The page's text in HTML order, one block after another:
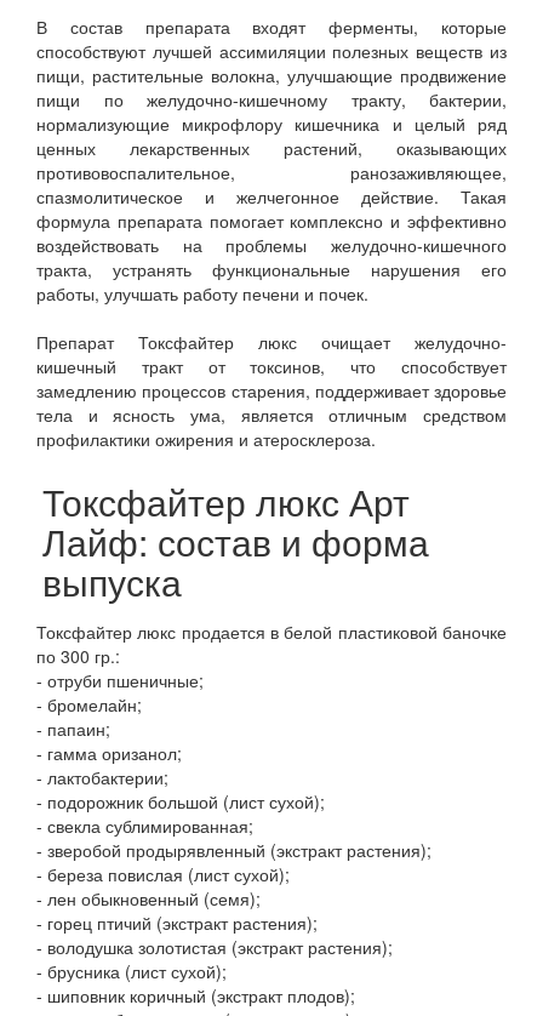
В состав препарата входят ферменты, которые
способствуют лучшей ассимиляции полезных веществ из
пищи, растительные волокна, улучшающие продвижение
пищи по желудочно-кишечному тракту, бактерии,
нормализующие микрофлору кишечника и целый ряд
ценных лекарственных растений, оказывающих
противовоспалительное, ранозаживляющее,
спазмолитическое и желчегонное действие. Такая
формула препарата помогает комплексно и эффективно
воздействовать на проблемы желудочно-кишечного
тракта, устранять функциональные нарушения его
работы, улучшать работу печени и почек.
Препарат Токсфайтер люкс очищает желудочно-
кишечный тракт от токсинов, что способствует
замедлению процессов старения, поддерживает здоровье
тела и ясность ума, является отличным средством
профилактики ожирения и атеросклероза.
Токсфайтер люкс Арт
Лайф: состав и форма
выпуска
Токсфайтер люкс продается в белой пластиковой баночке
по 300 гр.:
- отруби пшеничные;
- бромелайн;
- папаин;
- гамма оризанол;
- лактобактерии;
- подорожник большой (лист сухой);
- свекла сублимированная;
- зверобой продырявленный (экстракт растения);
- береза повислая (лист сухой);
- лен обыкновенный (семя);
- горец птичий (экстракт растения);
- володушка золотистая (экстракт растения);
- брусника (лист сухой);
- шиповник коричный (экстракт плодов);